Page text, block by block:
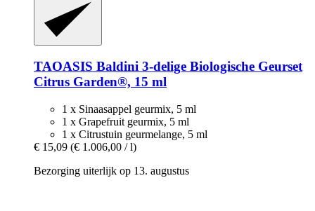
TAOASIS Baldini 3-​delige Biologische Geurset
Citrus Garden®, 15 ml
1 x Sinaasappel geurmix, 5 ml
1 x Grapefruit geurmix, 5 ml
1 x Citrustuin geurmelange, 5 ml
€ 15,09 (€ 1.006,00 / l)
Bezorging uiterlijk op 13. augustus